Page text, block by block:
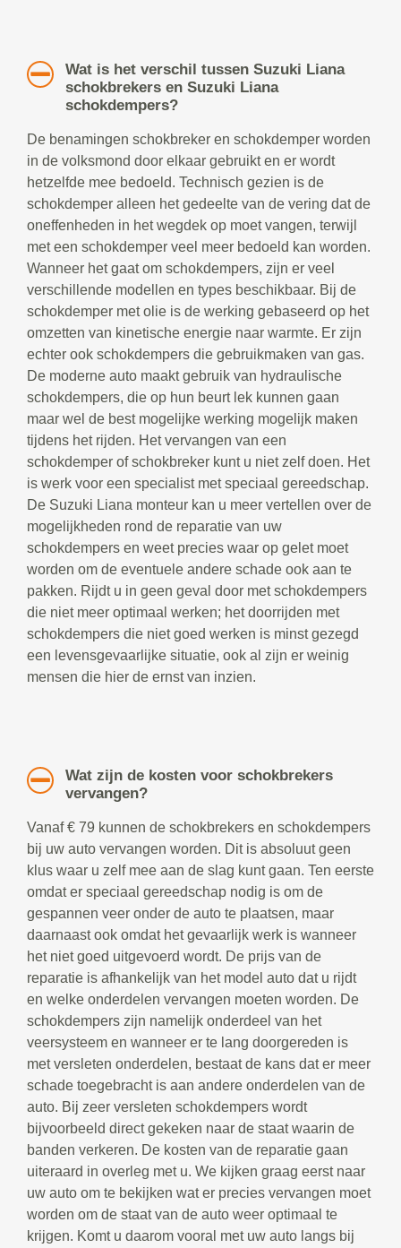
Wat is het verschil tussen Suzuki Liana
schokbrekers en Suzuki Liana
schokdempers?
De benamingen schokbreker en schokdemper worden
in de volksmond door elkaar gebruikt en er wordt
hetzelfde mee bedoeld. Technisch gezien is de
schokdemper alleen het gedeelte van de vering dat de
oneffenheden in het wegdek op moet vangen, terwijl
met een schokdemper veel meer bedoeld kan worden.
Wanneer het gaat om schokdempers, zijn er veel
verschillende modellen en types beschikbaar. Bij de
schokdemper met olie is de werking gebaseerd op het
omzetten van kinetische energie naar warmte. Er zijn
echter ook schokdempers die gebruikmaken van gas.
De moderne auto maakt gebruik van hydraulische
schokdempers, die op hun beurt lek kunnen gaan
maar wel de best mogelijke werking mogelijk maken
tijdens het rijden. Het vervangen van een
schokdemper of schokbreker kunt u niet zelf doen. Het
is werk voor een specialist met speciaal gereedschap.
De Suzuki Liana monteur kan u meer vertellen over de
mogelijkheden rond de reparatie van uw
schokdempers en weet precies waar op gelet moet
worden om de eventuele andere schade ook aan te
pakken. Rijdt u in geen geval door met schokdempers
die niet meer optimaal werken; het doorrijden met
schokdempers die niet goed werken is minst gezegd
een levensgevaarlijke situatie, ook al zijn er weinig
mensen die hier de ernst van inzien.
Wat zijn de kosten voor schokbrekers
vervangen?
Vanaf € 79 kunnen de schokbrekers en schokdempers
bij uw auto vervangen worden. Dit is absoluut geen
klus waar u zelf mee aan de slag kunt gaan. Ten eerste
omdat er speciaal gereedschap nodig is om de
gespannen veer onder de auto te plaatsen, maar
daarnaast ook omdat het gevaarlijk werk is wanneer
het niet goed uitgevoerd wordt. De prijs van de
reparatie is afhankelijk van het model auto dat u rijdt
en welke onderdelen vervangen moeten worden. De
schokdempers zijn namelijk onderdeel van het
veersysteem en wanneer er te lang doorgereden is
met versleten onderdelen, bestaat de kans dat er meer
schade toegebracht is aan andere onderdelen van de
auto. Bij zeer versleten schokdempers wordt
bijvoorbeeld direct gekeken naar de staat waarin de
banden verkeren. De kosten van de reparatie gaan
uiteraard in overleg met u. We kijken graag eerst naar
uw auto om te bekijken wat er precies vervangen moet
worden om de staat van de auto weer optimaal te
krijgen. Komt u daarom vooral met uw auto langs bij